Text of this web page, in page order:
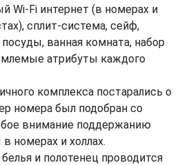
Wi-Fi интернет (в номерах и
сплит-система, сейф,
ванная комната, набор
атрибуты каждого
комплекса постарались о
номера был подобран со
внимание поддержанию
номерах и холлах.
и полотенец проводится